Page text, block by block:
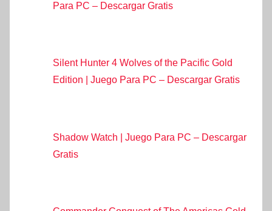
Para PC – Descargar Gratis
Silent Hunter 4 Wolves of the Pacific Gold
Edition | Juego Para PC – Descargar Gratis
Shadow Watch | Juego Para PC – Descargar
Gratis